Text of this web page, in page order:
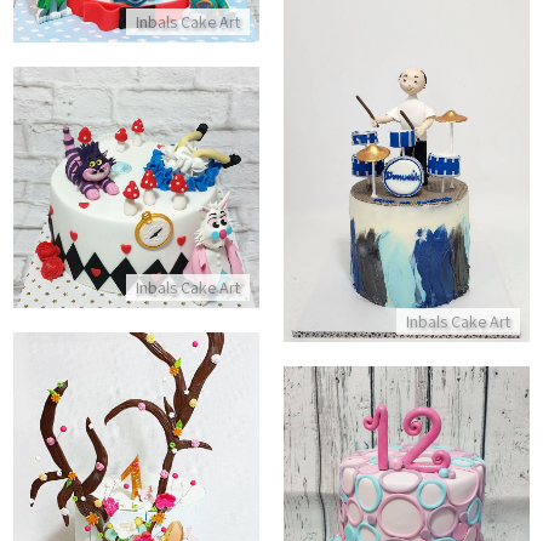
Inbals Cake Art
Inbals Cake Art
עוגה מעוצבת למתופף
התקשר/י
Inbals Cake Art
עוגת עליסה בארץ הפלאות
התקשר/י
עוגת במבי מעוצבת
התקשר/י
עוגת בצק סוכר כשרה לבת מצווה